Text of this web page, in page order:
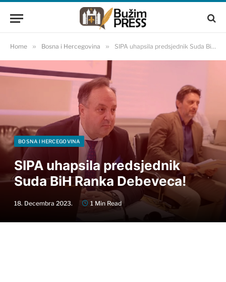
Home » Bosna i Hercegovina » SIPA uhapsila predsjednik Suda BiH Ranka Debeveca!
BOSNA I HERCEGOVINA
SIPA uhapsila predsjednik
Suda BiH Ranka Debeveca!
18. Decembra 2023. 1 Min Read